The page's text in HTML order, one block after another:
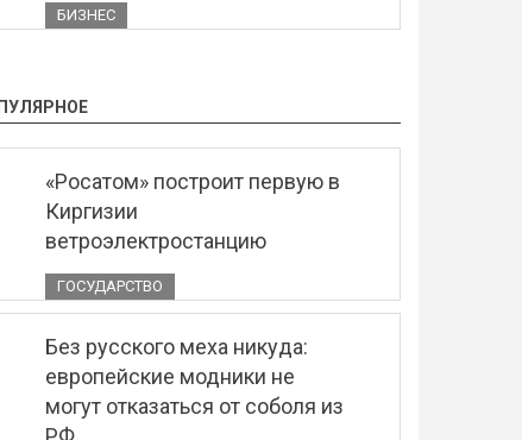
БИЗНЕС
«Росатом» построит первую в
Киргизии
ветроэлектростанцию
ГОСУДАРСТВО
Без русского меха никуда:
европейские модники не
могут отказаться от соболя из